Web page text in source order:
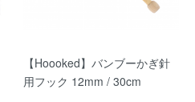
【Hoooked】バンブーかぎ針
用フック 12mm / 30cm